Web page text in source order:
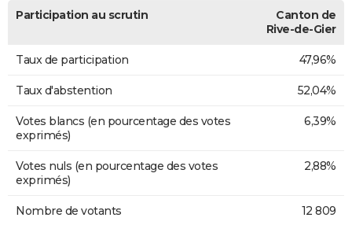
Participation au scrutin
Canton de
Rive-de-Gier
Taux de participation 47,96%
Taux d'abstention 52,04%
Votes blancs (en pourcentage des votes
exprimés)
6,39%
Votes nuls (en pourcentage des votes
exprimés)
2,88%
Nombre de votants 12 809